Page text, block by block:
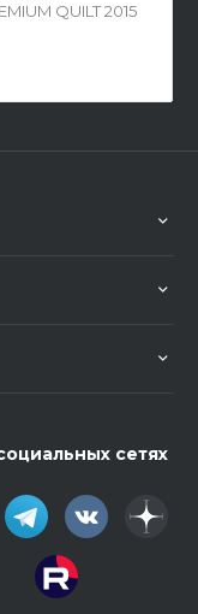
QUILT 2015
с кейсом
сетях